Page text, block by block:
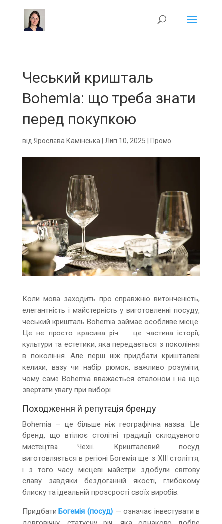
Чеський кришталь
Bohemia: що треба знати
перед покупкою
від Ярослава Камінська Лип 10, 2025 Промо
Коли мова заходить про справжню витонченість,
елегантність і майстерність у виготовленні посуду,
чеський кришталь Bohemia займає особливе місце.
Це не просто красива річ — це частина історії,
культури та естетики, яка передається з покоління
в покоління. Але перш ніж придбати кришталеві
келихи, вазу чи набір рюмок, важливо розуміти,
чому саме Bohemia вважається еталоном і на що
звертати увагу при виборі.
Походження й репутація бренду
Bohemia — це більше ніж географічна назва. Це
бренд, що втілює столітні традиції склодувного
мистецтва Чехії. Кришталевий посуд
виготовляється в регіоні Богемія ще з XIII століття,
і з того часу місцеві майстри здобули світову
славу завдяки бездоганній якості, глибокому
блиску та ідеальній прозорості своїх виробів.
ПридбатиБогемія (посуд)— означає інвестувати в